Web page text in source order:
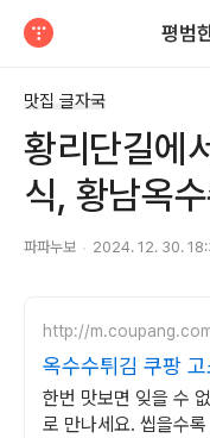
평범
맛집 글자국
황리단길에
식, 황남옥
파파누보 2024. 12. 30.
http://
옥수수튀김 쿠팡
한번 맛보면 잊을 수
로 만나세요. 씹을수